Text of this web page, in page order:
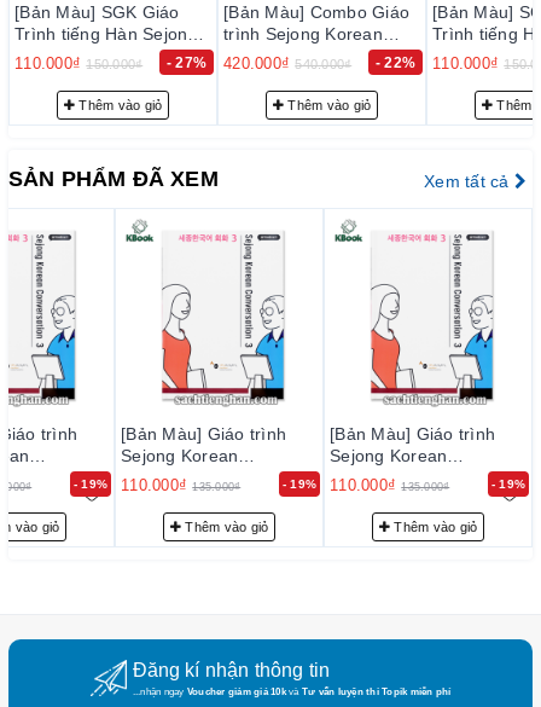
Sách Giáo khoa Sejong -세종 한국어
Tập 1:https://sachtienghan.com/ban-mau-sgk-giao-
trinh-tieng-han-sejong-1
Tập 2:https://sachtienghan.com/ban-mau-sgk-giao-
Tập 3: https://sachtienghan.com/ban-mau-sgk-giao-
trinh-tieng-han-sejong-3
Tập 4:https://sachtienghan.com/ban-mau-sgk-giao-
trinh-tieng-han-sejong-4
https://sachtienghan.com/ban-mau-sgk-giao-
trinh-tieng-han-sejong-5
https://sachtienghan.com/ban-mau-sgk-giao-
trinh-tieng-han-sejong-6
Tập 7:https://sachtienghan.com/ban-mau-sgk-giao-
trinh-tieng-han-sejong-7
Tập 8 :https://sachtienghan.com/ban-mau-sgk-giao-
trinh-tieng-han-sejong-8
Combo Tập 2:
https://sachtienghan.com/ban-mau-
combo-sgk-sbt-giao-trinh-sejong-2
[Bản Màu] Combo Giáo
trình Sejong Korean
Conversation 1~4 - 세종
420.000₫ 540.000₫ - 22%
Thêm vào giỏ
[Bản Màu] SGK Giáo
Trình tiếng Hàn Sejong
4 - 세종한국어 4
110.000₫ 150.000₫ - 27%
Thêm vào giỏ
[Bản Màu]
Trình tiếng
3- 세종한국
110.000₫
Thêm
SẢN PHẨM ĐÃ XEM Xem tất cả
- 19%
trình
vào giỏ
- 19%
[Bản Màu] Giáo trình
Sejong Korean
Conversation 3 - 세종한
110.000₫ 135.000₫
Thêm vào giỏ
- 19%
[Bản Màu] Giáo trình
Sejong Korean
Conversation 3 - 세종한
110.000₫ 135.000₫
Thêm vào giỏ
Đăng kí nhận thông tin
...nhận ngay Voucher giảm giá 10kvà Tư vấn luyện thi Topik miễn phí